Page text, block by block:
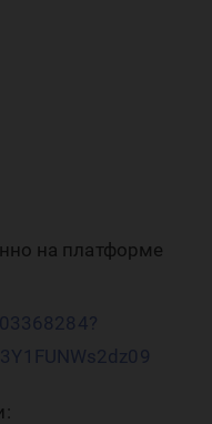
на платформе